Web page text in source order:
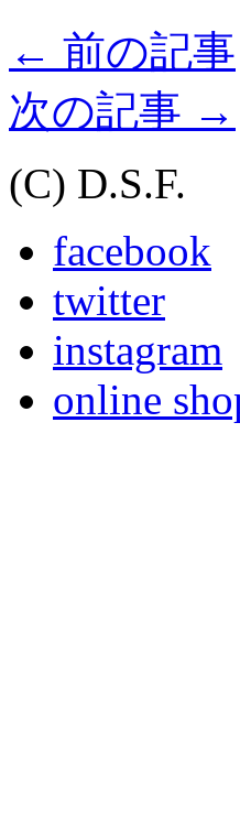
← 前の記事
次の記事 →
(C) D.S.F.
facebook
twitter
instagram
online